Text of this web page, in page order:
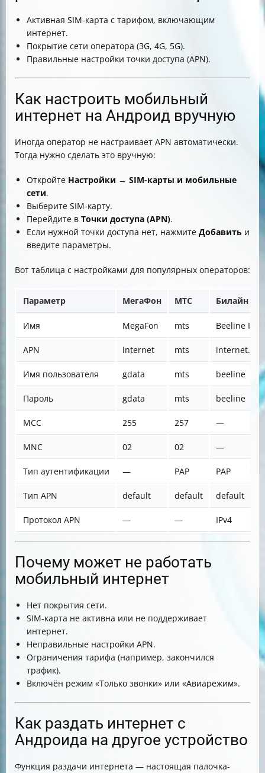
Активная SIM-карта с тарифом, включающим
интернет.
Покрытие сети оператора (3G, 4G, 5G).
Правильные настройки точки доступа (APN).
Как настроить мобильный
интернет на Андроид вручную
Иногда оператор не настраивает APN автоматически.
Тогда нужно сделать это вручную:
Откройте Настройки → SIM-карты и мобильные
сети.
Выберите SIM-карту.
Перейдите в Точки доступа (APN).
Если нужной точки доступа нет, нажмите Добавить и
введите параметры.
Вот таблица с настройками для популярных операторов:
Параметр МегаФон МТС Билайн
Имя MegaFon mts Beeline
APN internet mts
Имя пользователя gdata mts beeline
Пароль gdata mts beeline
MCC 255 257 —
MNC 02 02 —
Тип аутентификации — PAP PAP
Тип APN default default default
Протокол APN — — IPv4
Почему может не работать
мобильный интернет
Нет покрытия сети.
SIM-карта не активна или не поддерживает
интернет.
Неправильные настройки APN.
Ограничения тарифа (например, закончился
трафик).
Включён режим «Только звонки» или «Авиарежим».
Как раздать интернет с
Андроида на другое устройство
Функция раздачи интернета — настоящая палочка-